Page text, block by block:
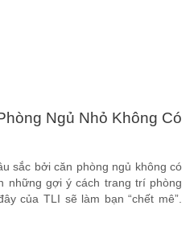
Ngủ Nhỏ Không Có
sắc bởi căn phòng ngủ không có
những gợi ý cách trang trí phòng
của TLI sẽ làm bạn “chết mê”.